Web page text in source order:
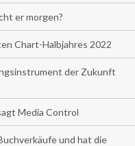
er morgen?
Chart-Halbjahres 2022
der Zukunft
Media Control
und hat die